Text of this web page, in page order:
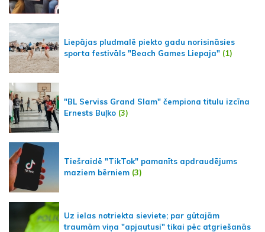
Liepājas pludmalē piekto gadu norisināsies
sporta festivāls "Beach Games Liepaja" (1)
"BL Serviss Grand Slam" čempiona titulu izcīna
Ernests Buļko (3)
Tiešraidē "TikTok" pamanīts apdraudējums
maziem bērniem (3)
Uz ielas notriekta sieviete; par gūtajām
traumām viņa "apjautusi" tikai pēc atgriešanās